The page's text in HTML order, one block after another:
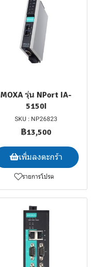
MOXA รุ่น NPort IA-
5150I
SKU : NP26823
฿13,500
เพิ่มลงตะกร้า
รายการโปรด